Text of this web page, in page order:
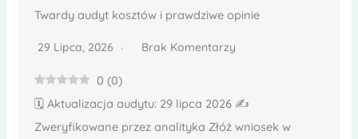
Twardy audyt kosztów i prawdziwe opinie
29 Lipca, 2026 Brak Komentarzy
0 (0)
🗓️ Aktualizacja audytu: 29 lipca 2026 ✍️
Zweryfikowane przez analityka Złóż wniosek w